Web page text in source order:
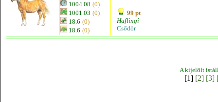
1004.08 (0)
1001.03 (0)
18.6 (0)
18.6 (0)
99 pt
Haflingi
Csődör
A kijelölt
[1] [2] [3]